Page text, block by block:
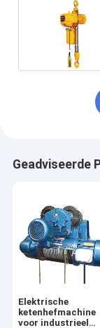
Geadviseerde
Elektrische
ketenhefmachine
voor industrieel